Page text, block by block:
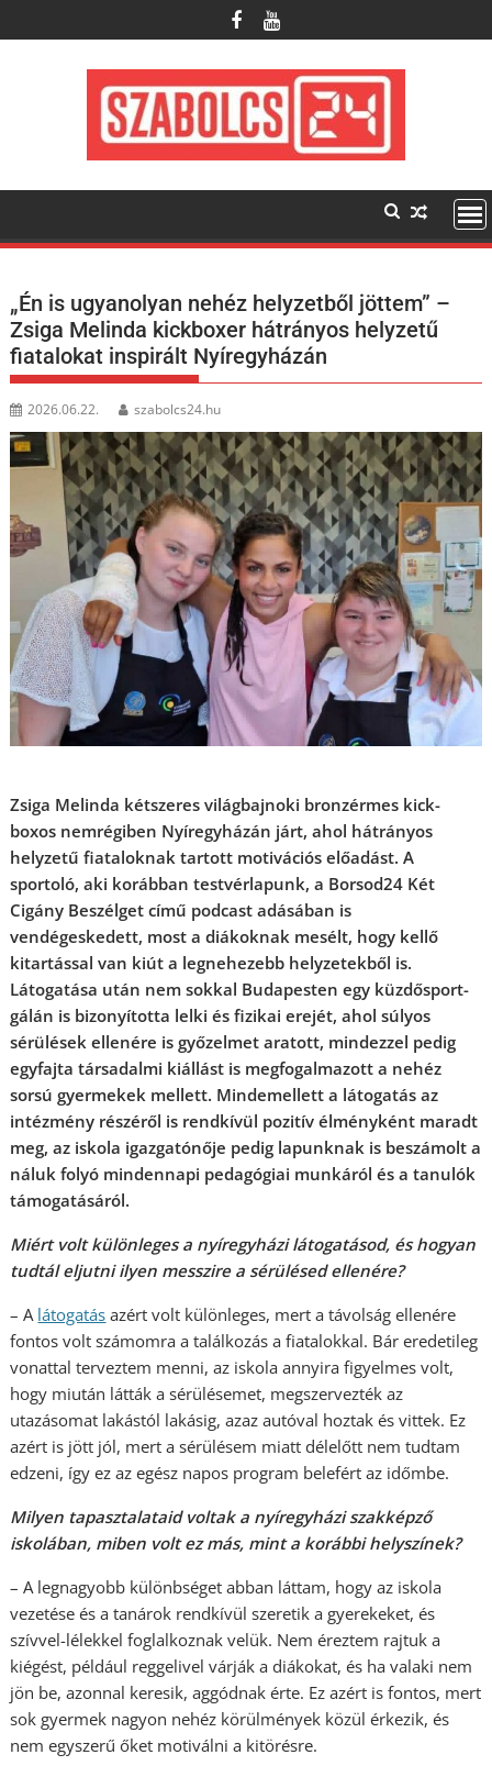
to
„Én is ugyanolyan nehéz helyzetből jöttem” –
Zsiga Melinda kickboxer hátrányos helyzetű
fiatalokat inspirált Nyíregyházán
2026.06.22. szabolcs24.hu
Zsiga Melinda kétszeres világbajnoki bronzérmes kick-
boxos nemrégiben Nyíregyházán járt, ahol hátrányos
helyzetű fiataloknak tartott motivációs előadást. A
sportoló, aki korábban testvérlapunk, a Borsod24 Két
Cigány Beszélget című podcast adásában is
vendégeskedett, most a diákoknak mesélt, hogy kellő
kitartással van kiút a legnehezebb helyzetekből is.
Látogatása után nem sokkal Budapesten egy küzdősport-
gálán is bizonyította lelki és fizikai erejét, ahol súlyos
sérülések ellenére is győzelmet aratott, mindezzel pedig
egyfajta társadalmi kiállást is megfogalmazott a nehéz
sorsú gyermekek mellett. Mindemellett a látogatás az
intézmény részéről is rendkívül pozitív élményként maradt
meg, az iskola igazgatónője pedig lapunknak is beszámolt a
náluk folyó mindennapi pedagógiai munkáról és a tanulók
támogatásáról.
Miért volt különleges a nyíregyházi látogatásod, és hogyan
tudtál eljutni ilyen messzire a sérülésed ellenére?
– A látogatás azért volt különleges, mert a távolság ellenére
fontos volt számomra a találkozás a fiatalokkal. Bár eredetileg
vonattal terveztem menni, az iskola annyira figyelmes volt,
hogy miután látták a sérülésemet, megszervezték az
utazásomat lakástól lakásig, azaz autóval hoztak és vittek. Ez
azért is jött jól, mert a sérülésem miatt délelőtt nem tudtam
edzeni, így ez az egész napos program belefért az időmbe.
Milyen tapasztalataid voltak a nyíregyházi szakképző
iskolában, miben volt ez más, mint a korábbi helyszínek?
– A legnagyobb különbséget abban láttam, hogy az iskola
vezetése és a tanárok rendkívül szeretik a gyerekeket, és
szívvel-lélekkel foglalkoznak velük. Nem éreztem rajtuk a
kiégést, például reggelivel várják a diákokat, és ha valaki nem
jön be, azonnal keresik, aggódnak érte. Ez azért is fontos, mert
sok gyermek nagyon nehéz körülmények közül érkezik, és
nem egyszerű őket motiválni a kitörésre.